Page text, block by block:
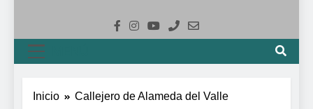
Ayuntamiento
De Alameda Del
Valle
Inicio Callejero de Alameda del Valle